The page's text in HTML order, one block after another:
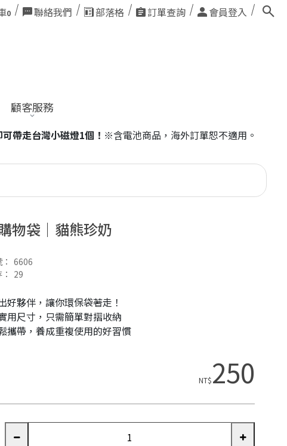
0 聯絡我們 部落格 訂單查詢 會員登入
顧客服務
訂單恕不適用。
物袋｜貓熊珍奶
6606
29
好夥伴，讓你環保袋著走！
用尺寸，只需簡單對摺收納
攜帶，養成重複使用的好習慣
NT$250